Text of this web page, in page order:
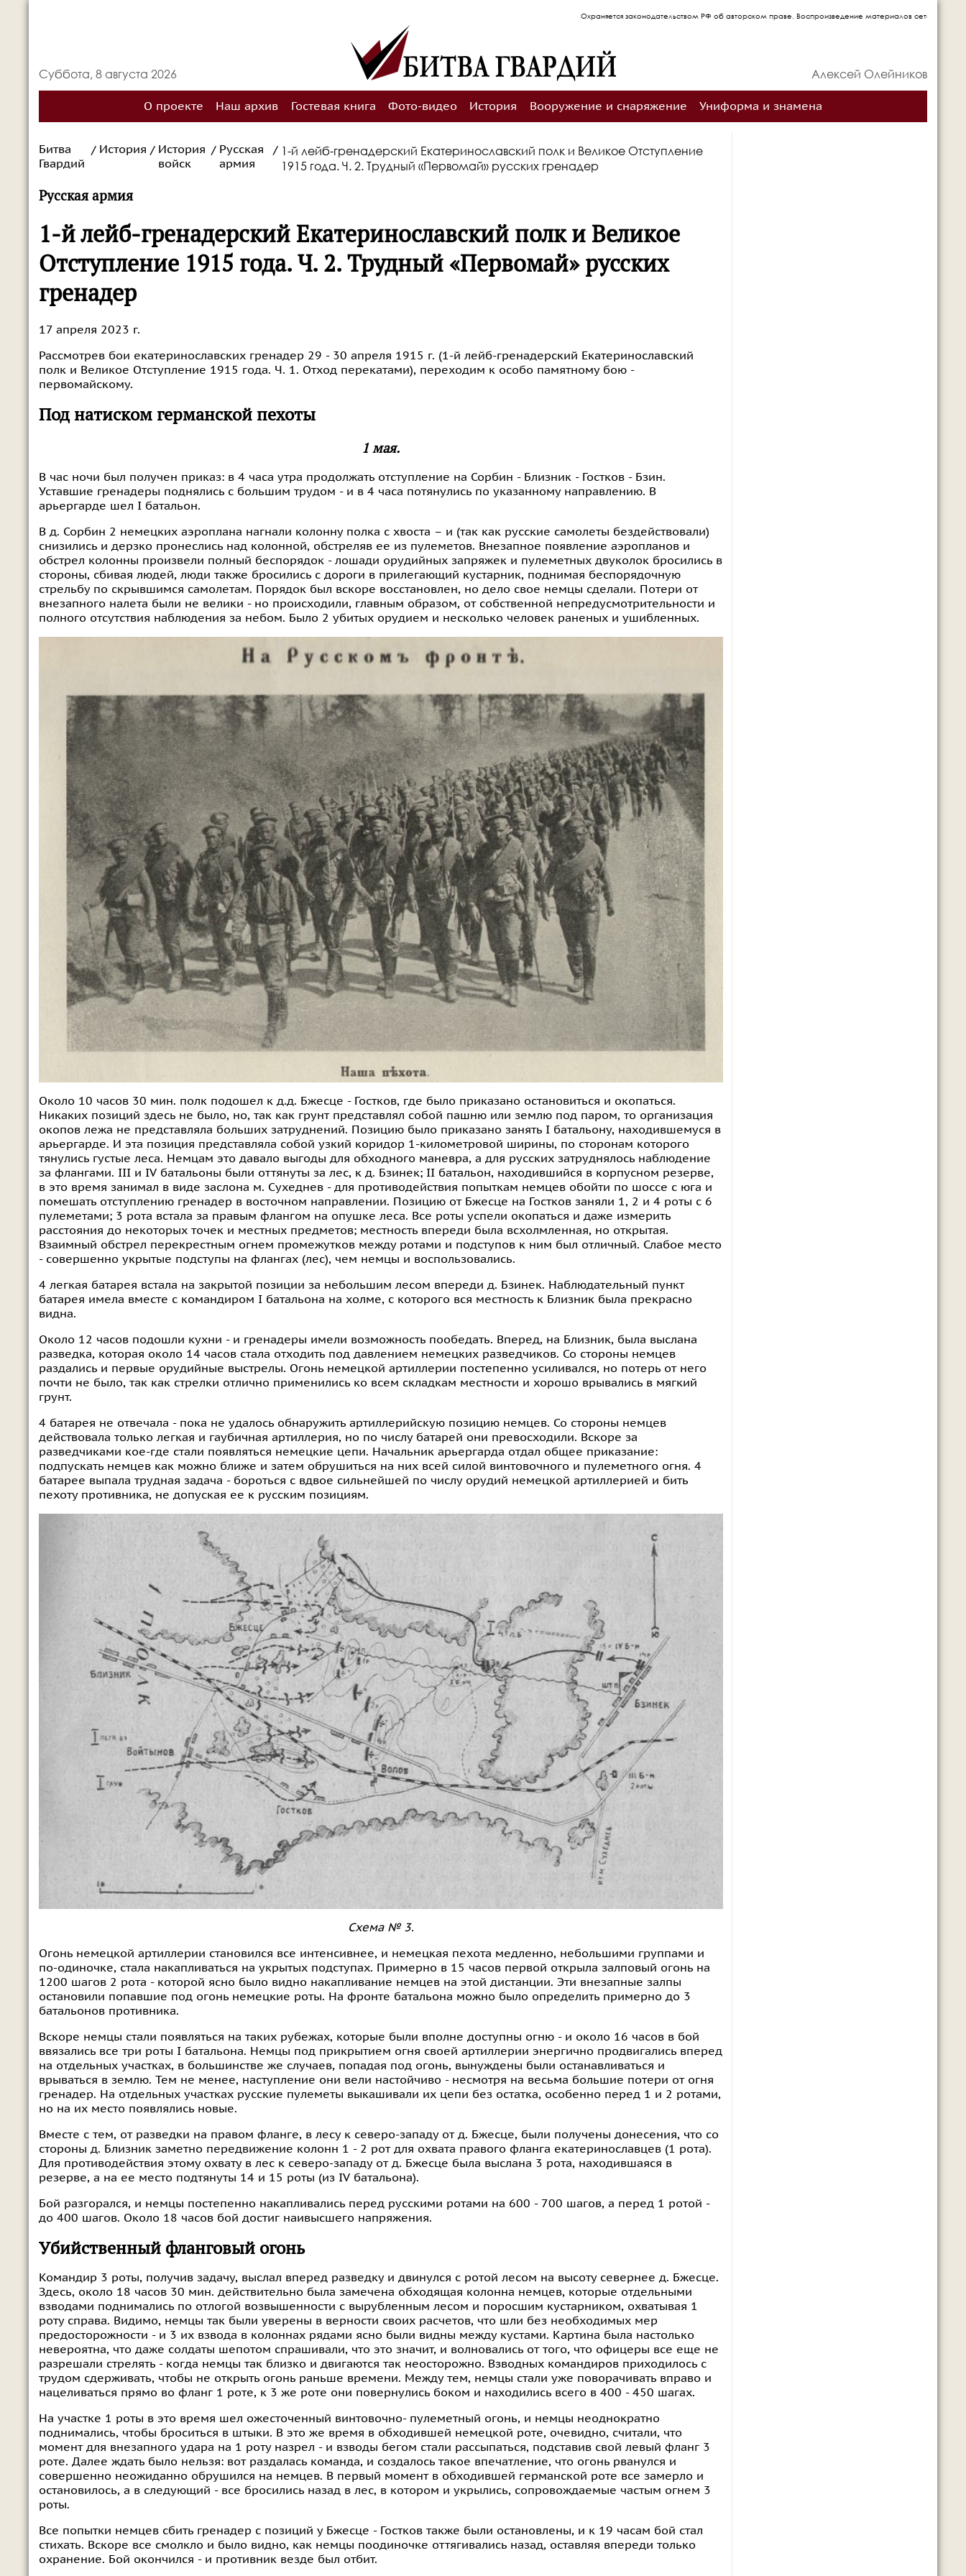
Охраняется законодательством РФ об авторском праве. Воспроизведение материалов сетевого издания
Суббота, 8 августа 2026 Алексей Олейников
О проекте Наш архив Гостевая книга Фото-видео История Вооружение и снаряжение Униформа и знамена
Битва
Гвардий
/ История / История
войск
/ Русская
армия
/ 1-й лейб-гренадерский Екатеринославский полк и Великое Отступление
1915 года. Ч. 2. Трудный «Первомай» русских гренадер
Русская армия
1-й лейб-гренадерский Екатеринославский полк и Великое
Отступление 1915 года. Ч. 2. Трудный «Первомай» русских
гренадер
17 апреля 2023 г.
Рассмотрев бои екатеринославских гренадер 29 - 30 апреля 1915 г. (1-й лейб-гренадерский Екатеринославский
полк и Великое Отступление 1915 года. Ч. 1. Отход перекатами), переходим к особо памятному бою -
первомайскому.
Под натиском германской пехоты
1 мая.
В час ночи был получен приказ: в 4 часа утра продолжать отступление на Сорбин - Близник - Гостков - Бзин.
Уставшие гренадеры поднялись с большим трудом - и в 4 часа потянулись по указанному направлению. В
арьергарде шел I батальон.
В д. Сорбин 2 немецких аэроплана нагнали колонну полка с хвоста – и (так как русские самолеты бездействовали)
снизились и дерзко пронеслись над колонной, обстреляв ее из пулеметов. Внезапное появление аэропланов и
обстрел колонны произвели полный беспорядок - лошади орудийных запряжек и пулеметных двуколок бросились в
стороны, сбивая людей, люди также бросились с дороги в прилегающий кустарник, поднимая беспорядочную
стрельбу по скрывшимся самолетам. Порядок был вскоре восстановлен, но дело свое немцы сделали. Потери от
внезапного налета были не велики - но происходили, главным образом, от собственной непредусмотрительности и
полного отсутствия наблюдения за небом. Было 2 убитых орудием и несколько человек раненых и ушибленных.
Около 10 часов 30 мин. полк подошел к д.д. Бжесце - Гостков, где было приказано остановиться и окопаться.
Никаких позиций здесь не было, но, так как грунт представлял собой пашню или землю под паром, то организация
окопов лежа не представляла больших затруднений. Позицию было приказано занять I батальону, находившемуся в
арьергарде. И эта позиция представляла собой узкий коридор 1-километровой ширины, по сторонам которого
тянулись густые леса. Немцам это давало выгоды для обходного маневра, а для русских затруднялось наблюдение
за флангами. III и IV батальоны были оттянуты за лес, к д. Бзинек; II батальон, находившийся в корпусном резерве,
в это время занимал в виде заслона м. Сухеднев - для противодействия попыткам немцев обойти по шоссе с юга и
помешать отступлению гренадер в восточном направлении. Позицию от Бжесце на Гостков заняли 1, 2 и 4 роты с 6
пулеметами; 3 рота встала за правым флангом на опушке леса. Все роты успели окопаться и даже измерить
расстояния до некоторых точек и местных предметов; местность впереди была всхолмленная, но открытая.
Взаимный обстрел перекрестным огнем промежутков между ротами и подступов к ним был отличный. Слабое место
- совершенно укрытые подступы на флангах (лес), чем немцы и воспользовались.
4 легкая батарея встала на закрытой позиции за небольшим лесом впереди д. Бзинек. Наблюдательный пункт
батарея имела вместе с командиром I батальона на холме, с которого вся местность к Близник была прекрасно
видна.
Около 12 часов подошли кухни - и гренадеры имели возможность пообедать. Вперед, на Близник, была выслана
разведка, которая около 14 часов стала отходить под давлением немецких разведчиков. Со стороны немцев
раздались и первые орудийные выстрелы. Огонь немецкой артиллерии постепенно усиливался, но потерь от него
почти не было, так как стрелки отлично применились ко всем складкам местности и хорошо врывались в мягкий
грунт.
4 батарея не отвечала - пока не удалось обнаружить артиллерийскую позицию немцев. Со стороны немцев
действовала только легкая и гаубичная артиллерия, но по числу батарей они превосходили. Вскоре за
разведчиками кое-где стали появляться немецкие цепи. Начальник арьергарда отдал общее приказание:
подпускать немцев как можно ближе и затем обрушиться на них всей силой винтовочного и пулеметного огня. 4
батарее выпала трудная задача - бороться с вдвое сильнейшей по числу орудий немецкой артиллерией и бить
пехоту противника, не допуская ее к русским позициям.
Схема № 3.
Огонь немецкой артиллерии становился все интенсивнее, и немецкая пехота медленно, небольшими группами и
по-одиночке, стала накапливаться на укрытых подступах. Примерно в 15 часов первой открыла залповый огонь на
1200 шагов 2 рота - которой ясно было видно накапливание немцев на этой дистанции. Эти внезапные залпы
остановили попавшие под огонь немецкие роты. На фронте батальона можно было определить примерно до 3
батальонов противника.
Вскоре немцы стали появляться на таких рубежах, которые были вполне доступны огню - и около 16 часов в бой
ввязались все три роты I батальона. Немцы под прикрытием огня своей артиллерии энергично продвигались вперед
на отдельных участках, в большинстве же случаев, попадая под огонь, вынуждены были останавливаться и
врываться в землю. Тем не менее, наступление они вели настойчиво - несмотря на весьма большие потери от огня
гренадер. На отдельных участках русские пулеметы выкашивали их цепи без остатка, особенно перед 1 и 2 ротами,
но на их место появлялись новые.
Вместе с тем, от разведки на правом фланге, в лесу к северо-западу от д. Бжесце, были получены донесения, что со
стороны д. Близник заметно передвижение колонн 1 - 2 рот для охвата правого фланга екатеринославцев (1 рота).
Для противодействия этому охвату в лес к северо-западу от д. Бжесце была выслана 3 рота, находившаяся в
резерве, а на ее место подтянуты 14 и 15 роты (из IV батальона).
Бой разгорался, и немцы постепенно накапливались перед русскими ротами на 600 - 700 шагов, а перед 1 ротой -
до 400 шагов. Около 18 часов бой достиг наивысшего напряжения.
Убийственный фланговый огонь
Командир 3 роты, получив задачу, выслал вперед разведку и двинулся с ротой лесом на высоту севернее д. Бжесце.
Здесь, около 18 часов 30 мин. действительно была замечена обходящая колонна немцев, которые отдельными
взводами поднимались по отлогой возвышенности с вырубленным лесом и поросшим кустарником, охватывая 1
роту справа. Видимо, немцы так были уверены в верности своих расчетов, что шли без необходимых мер
предосторожности - и 3 их взвода в колоннах рядами ясно были видны между кустами. Картина была настолько
невероятна, что даже солдаты шепотом спрашивали, что это значит, и волновались от того, что офицеры все еще не
разрешали стрелять - когда немцы так близко и двигаются так неосторожно. Взводных командиров приходилось с
трудом сдерживать, чтобы не открыть огонь раньше времени. Между тем, немцы стали уже поворачивать вправо и
нацеливаться прямо во фланг 1 роте, к 3 же роте они повернулись боком и находились всего в 400 - 450 шагах.
На участке 1 роты в это время шел ожесточенный винтовочно- пулеметный огонь, и немцы неоднократно
поднимались, чтобы броситься в штыки. В это же время в обходившей немецкой роте, очевидно, считали, что
момент для внезапного удара на 1 роту назрел - и взводы бегом стали рассыпаться, подставив свой левый фланг 3
роте. Далее ждать было нельзя: вот раздалась команда, и создалось такое впечатление, что огонь рванулся и
совершенно неожиданно обрушился на немцев. В первый момент в обходившей германской роте все замерло и
остановилось, а в следующий - все бросились назад в лес, в котором и укрылись, сопровождаемые частым огнем 3
роты.
Все попытки немцев сбить гренадер с позиций у Бжесце - Гостков также были остановлены, и к 19 часам бой стал
стихать. Вскоре все смолкло и было видно, как немцы поодиночке оттягивались назад, оставляя впереди только
охранение. Бой окончился - и противник везде был отбит.